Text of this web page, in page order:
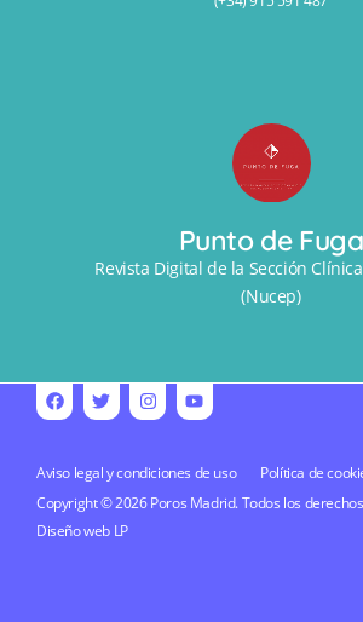
Punto de Fuga
Revista Digital de la Sección
(Nucep)
Aviso legal y condiciones de uso
Política de
Copyright © 2026 Poros Madrid. Todos los
Diseño web LP